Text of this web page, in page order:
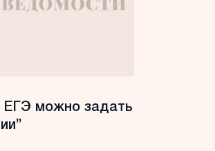
ЕГЭ можно задать